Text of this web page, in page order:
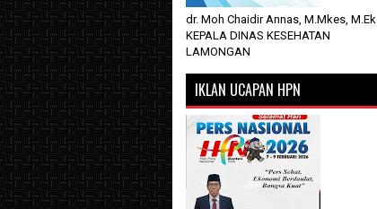
dr. Moh Chaidir Annas, M.Mkes, M.Ek
KEPALA DINAS KESEHATAN
LAMONGAN
IKLAN UCAPAN HPN